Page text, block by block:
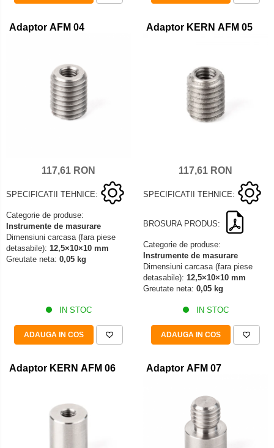
Adaptor AFM 04
117,61 RON
SPECIFICATII TEHNICE:
Categorie de produse:
Instrumente de masurare
Dimensiuni carcasa (fara piese
detasabile): 12,5×10×10 mm
Greutate neta: 0,05 kg
IN STOC
ADAUGA IN COS
Adaptor KERN AFM 05
117,61 RON
SPECIFICATII TEHNICE:
BROSURA PRODUS:
Categorie de produse:
Instrumente de masurare
Dimensiuni carcasa (fara piese
detasabile): 12,5×10×10 mm
Greutate neta: 0,05 kg
IN STOC
ADAUGA IN COS
Adaptor KERN AFM 06 Adaptor AFM 07